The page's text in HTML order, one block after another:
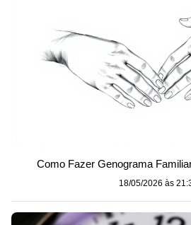
Como Fazer Genograma
18/05/2026 às